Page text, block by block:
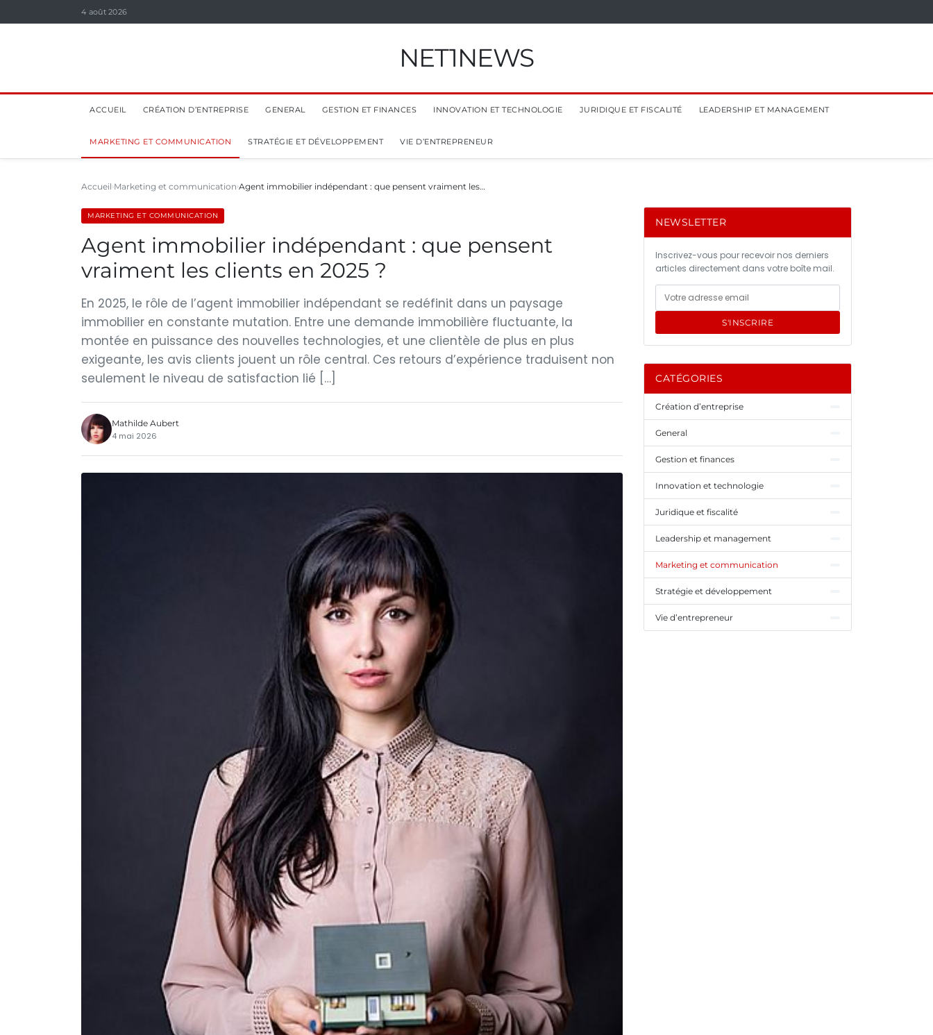
4 août 2026
NET1NEWS
ACCUEIL CRÉATION D’ENTREPRISE GENERAL GESTION ET FINANCES INNOVATION ET TECHNOLOGIE JURIDIQUE ET FISCALITÉ LEADERSHIP ET MANAGEMENT
MARKETING ET COMMUNICATION STRATÉGIE ET DÉVELOPPEMENT VIE D’ENTREPRENEUR
Accueil Marketing et communication Agent immobilier indépendant : que pensent vraiment les…
MARKETING ET COMMUNICATION
Agent immobilier indépendant : que pensent
vraiment les clients en 2025 ?
En 2025, le rôle de l’agent immobilier indépendant se redéfinit dans un paysage
immobilier en constante mutation. Entre une demande immobilière fluctuante, la
montée en puissance des nouvelles technologies, et une clientèle de plus en plus
exigeante, les avis clients jouent un rôle central. Ces retours d’expérience traduisent non
seulement le niveau de satisfaction lié […]
Mathilde Aubert
4 mai 2026
NEWSLETTER
Inscrivez-vous pour recevoir nos derniers
articles directement dans votre boîte mail.
S'INSCRIRE
CATÉGORIES
Création d’entreprise
General
Gestion et finances
Innovation et technologie
Juridique et fiscalité
Leadership et management
Marketing et communication
Stratégie et développement
Vie d’entrepreneur